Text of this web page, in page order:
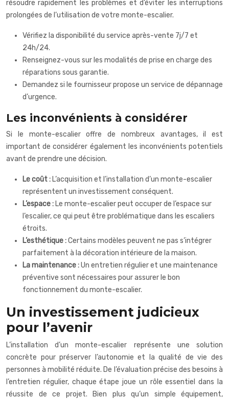
résoudre rapidement les problèmes et d’éviter les interruptions
prolongées de l’utilisation de votre monte-escalier.
Vérifiez la disponibilité du service après-vente 7j/7 et
24h/24.
Renseignez-vous sur les modalités de prise en charge des
réparations sous garantie.
Demandez si le fournisseur propose un service de dépannage
d’urgence.
Les inconvénients à considérer
Si le monte-escalier offre de nombreux avantages, il est
important de considérer également les inconvénients potentiels
avant de prendre une décision.
Le coût : L’acquisition et l’installation d’un monte-escalier
représentent un investissement conséquent.
L’espace : Le monte-escalier peut occuper de l’espace sur
l’escalier, ce qui peut être problématique dans les escaliers
étroits.
L’esthétique :Certains modèles peuvent ne pas s’intégrer
parfaitement à la décoration intérieure de la maison.
La maintenance :Un entretien régulier et une maintenance
préventive sont nécessaires pour assurer le bon
fonctionnement du monte-escalier.
Un investissement judicieux
pour l’avenir
L’installation d’un monte-escalier représente une solution
concrète pour préserver l’autonomie et la qualité de vie des
personnes à mobilité réduite. De l’évaluation précise des besoins à
l’entretien régulier, chaque étape joue un rôle essentiel dans la
réussite de ce projet. Bien plus qu’un simple équipement,